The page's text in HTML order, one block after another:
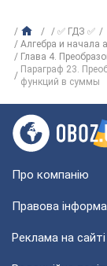
✅ ГДЗ ✅
Алгебра и начала
Глава 4.
Параграф 23.
функций в суммы
Про компанію
Правова
Реклама на сайті